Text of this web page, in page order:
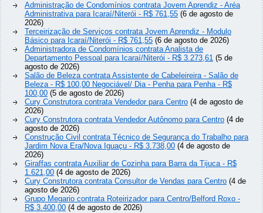
Administração de Condomínios contrata Jovem Aprendiz - Aréa
Administrativa para Icaraí/Niterói - R$ 761,55 (6 de agosto de
2026)
Terceirização de Serviços contrata Jovem Aprendiz - Modulo
Básico para Icaraí/Niterói - R$ 761,55 (6 de agosto de 2026)
Administradora de Condomínios contrata Analista de
Departamento Pessoal para Icaraí/Niterói - R$ 3.273,61 (5 de
agosto de 2026)
Salão de Beleza contrata Assistente de Cabeleireira - Salão de
Beleza - R$ 100,00 Negociável/ Dia - Penha para Penha - R$
100,00 (5 de agosto de 2026)
Cury Construtora contrata Vendedor para Centro (4 de agosto de
2026)
Cury Construtora contrata Vendedor Autônomo para Centro (4 de
agosto de 2026)
Construção Civil contrata Técnico de Segurança do Trabalho para
Jardim Nova Era/Nova Iguaçu - R$ 3.738,00 (4 de agosto de
2026)
Giraffas contrata Auxiliar de Cozinha para Barra da Tijuca - R$
1.621,00 (4 de agosto de 2026)
Cury Construtora contrata Consultor de Vendas para Centro (4 de
agosto de 2026)
Grupo Megario contrata Roteirizador para Centro/Belford Roxo -
R$ 3.400,00 (4 de agosto de 2026)